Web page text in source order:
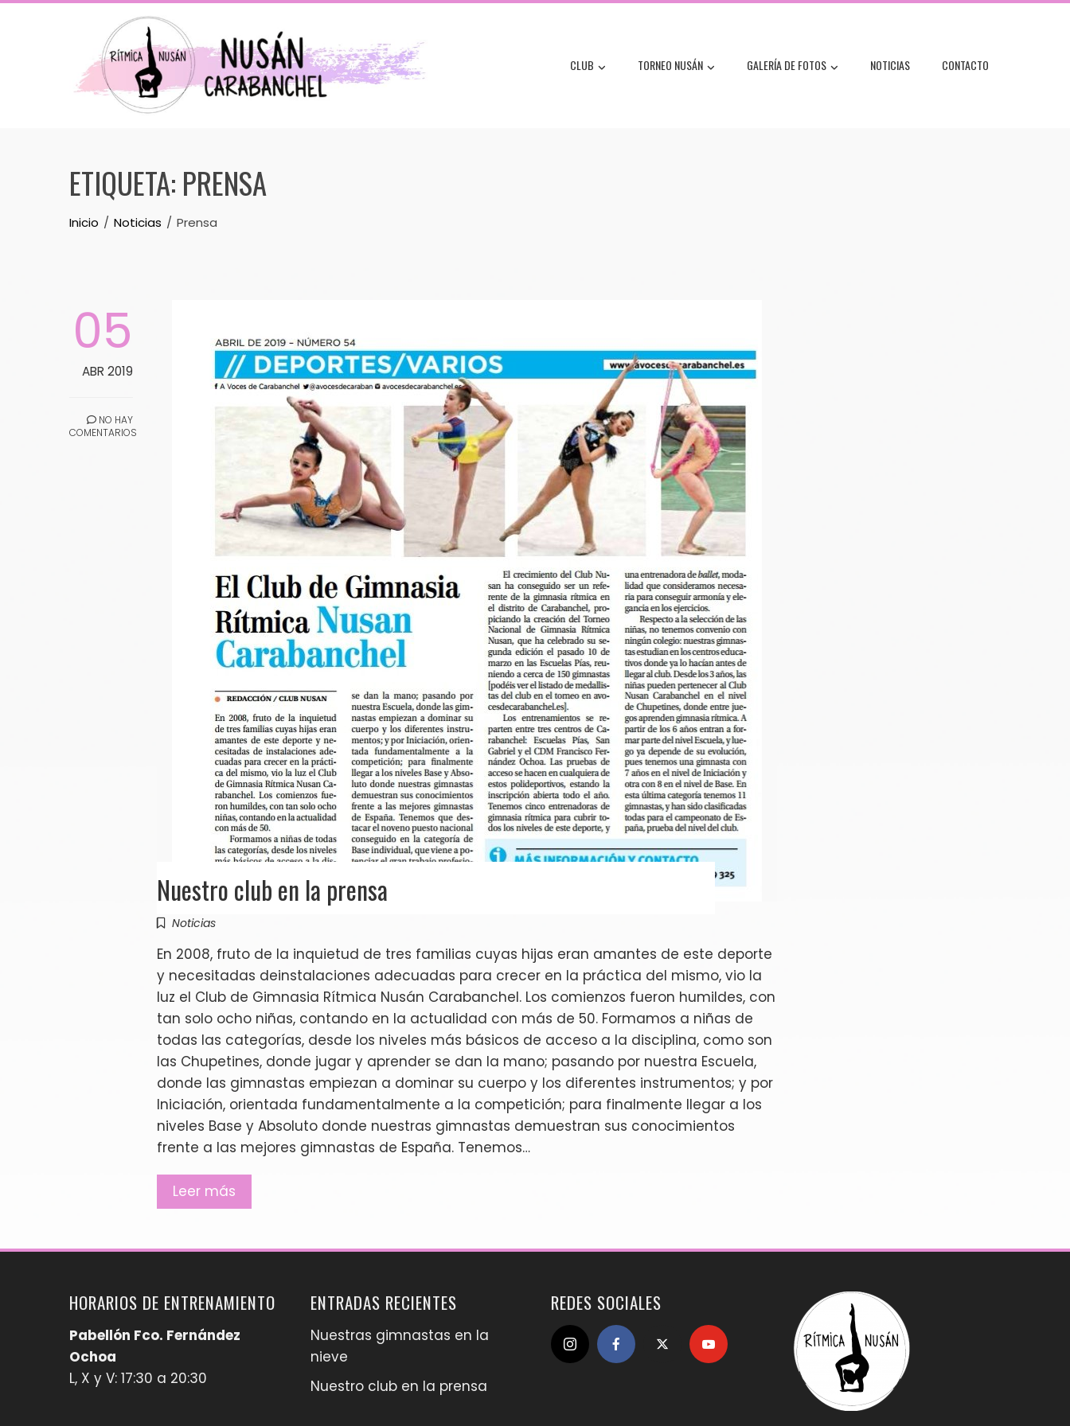
Skip
CLUB TORNEO NUSÁN GALERÍA DE FOTOS NOTICIAS CONTACTO
ETIQUETA: PRENSA
Inicio Noticias Prensa
05
ABR 2019
NO HAY
COMENTARIOS
Nuestro club en la prensa
Noticias
En 2008, fruto de la inquietud de tres familias cuyas hijas eran amantes de este deporte
y necesitadas deinstalaciones adecuadas para crecer en la práctica del mismo, vio la
luz el Club de Gimnasia Rítmica Nusán Carabanchel. Los comienzos fueron humildes, con
tan solo ocho niñas, contando en la actualidad con más de 50. Formamos a niñas de
todas las categorías, desde los niveles más básicos de acceso a la disciplina, como son
las Chupetines, donde jugar y aprender se dan la mano; pasando por nuestra Escuela,
donde las gimnastas empiezan a dominar su cuerpo y los diferentes instrumentos; y por
Iniciación, orientada fundamentalmente a la competición; para finalmente llegar a los
niveles Base y Absoluto donde nuestras gimnastas demuestran sus conocimientos
frente a las mejores gimnastas de España. Tenemos…
Leer más
HORARIOS DE ENTRENAMIENTO
Pabellón Fco. Fernández
Ochoa
L, X y V: 17:30 a 20:30
ENTRADAS RECIENTES
Nuestras gimnastas en la
nieve
Nuestro club en la prensa
REDES SOCIALES